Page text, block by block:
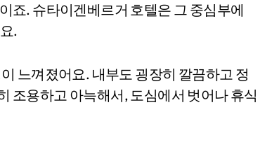
죠. 슈타이겐베르거 호텔은 그 중심부에
.
느껴졌어요. 내부도 굉장히 깔끔하고 정
조용하고 아늑해서, 도심에서 벗어나 휴식